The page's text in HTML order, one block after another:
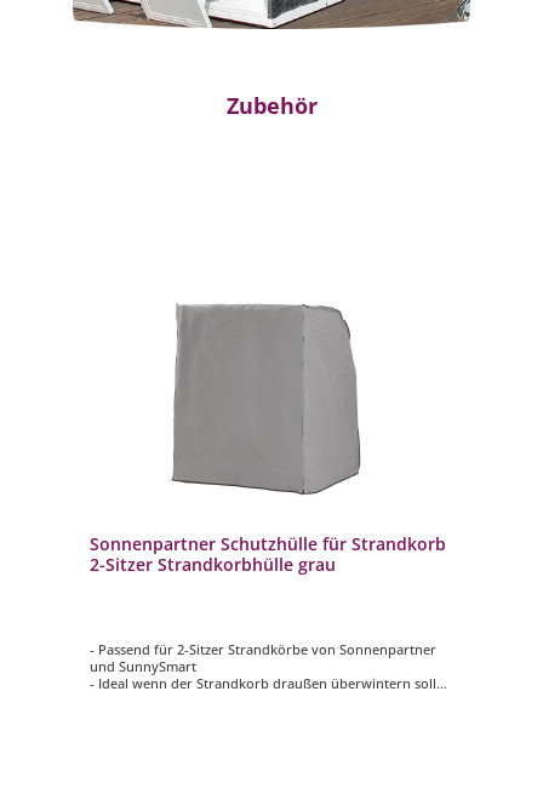
Zubehör
Sonnenpartner Schutzhülle für Strandkorb
2-Sitzer Strandkorbhülle grau
- Passend für 2-Sitzer Strandkörbe von Sonnenpartner
und SunnySmart
- Ideal wenn der Strandkorb draußen überwintern soll